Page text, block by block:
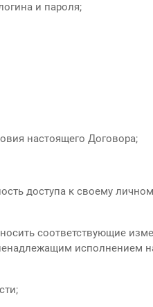
и пароля;
настоящего Договора;
доступа к своему
соответствующие
исполнением